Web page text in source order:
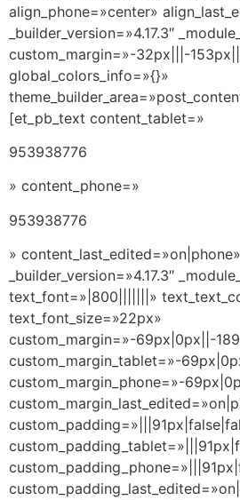
align_phone=»center»
_builder_version=»4.17.3″
custom_margin=»-32px|||-
global_colors_info=»{}»
[et_pb_text content_tablet=»
953938776
» content_phone=»
953938776
» content_last_edited=»on|phone»
_builder_version=»4.17.3″
text_font=»|800|||||||»
text_font_size=»22px»
custom_margin=»-69px|0px||-
custom_margin_tablet=»-
custom_margin_phone=»-